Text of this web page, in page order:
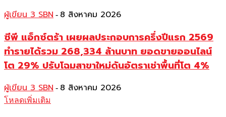
ผู้เขียน 3 SBN - 8 สิงหาคม 2026
ซีพี แอ็กซ์ตร้า เผยผลประกอบการครึ่งปีแรก 2569
ทำรายได้รวม 268,334 ล้านบาท ยอดขายออนไลน์
โต 29% ปรับโฉมสาขาใหม่ดันอัตราเช่าพื้นที่โต 4%
ผู้เขียน 3 SBN - 8 สิงหาคม 2026
โหลดเพิ่มเติม